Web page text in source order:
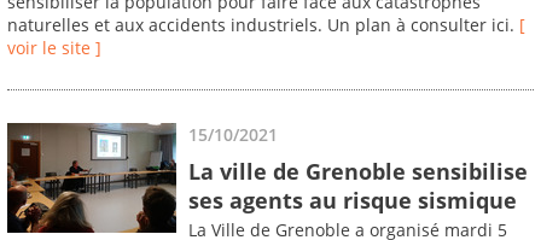
naturelles et aux accidents industriels. Un plan à consulter ici. [
voir le site ]
15/10/2021
La ville de Grenoble sensibilise
ses agents au risque sismique
La Ville de Grenoble a organisé mardi 5